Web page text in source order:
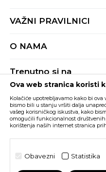
Radno vrijeme 9-16h
Načini isporuke
Reklamacije
VAŽNI PRAVILNICI
Pravila Sport&Bonus
O NAMA
BUZZ Shopovi
Postani dio BUZZ tima
Trenutno si na
Buzz Crna Gora
Nastojimo da budemo što precizniji
cijena, ali ne možemo garantovati
grešaka. Svi artikli prikazani na sajtu
su dostupni u svakom trenutku.
©2026
Ova web stranica koristi
Kolačiće upotrebljavamo kako bi
bismo bili u stanju vršiti dalja
vašeg korisničkog iskustva, kako
omogućili funkcionalnost
korištenja naših internet stranica
Obavezni Statistika